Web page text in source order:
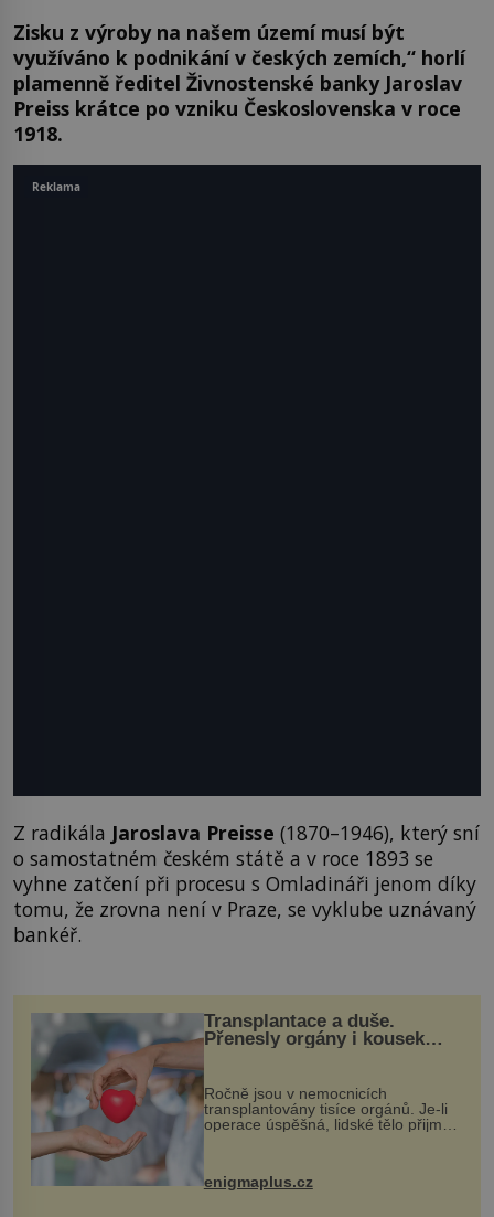
Zisku z výroby na našem území musí být
využíváno k podnikání v českých zemích,“ horlí
plamenně ředitel Živnostenské banky Jaroslav
Preiss krátce po vzniku Československa v roce
1918.
Z radikála Jaroslava Preisse (1870–1946), který sní
o samostatném českém státě a v roce 1893 se
vyhne zatčení při procesu s Omladináři jenom díky
tomu, že zrovna není v Praze, se vyklube uznávaný
bankéř.
Transplantace a duše.
Přenesly orgány i kousek
Ročně jsou v nemocnicích
transplantovány tisíce orgánů. Je-li
operace úspěšná, lidské tělo přijme
enigmaplus.cz
Reklama